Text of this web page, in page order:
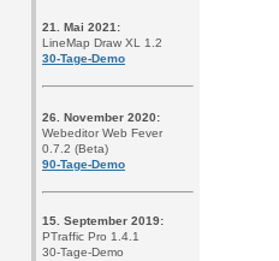
21. Mai 2021:
LineMap Draw XL 1.2
30-Tage-Demo
26. November 2020:
Webeditor Web Fever
0.7.2 (Beta)
90-Tage-Demo
15. September 2019:
PTraffic Pro 1.4.1
30-Tage-Demo